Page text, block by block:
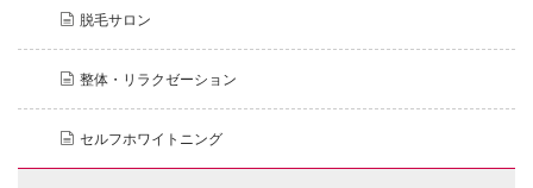
脱毛サロン
整体・リラクゼーション
セルフホワイトニング